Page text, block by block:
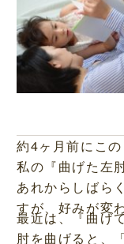
約4ヶ月前にこ
私の『曲げた左
あれからしばら
すが、好みが変
最近は、『曲げ
肘を曲げると、